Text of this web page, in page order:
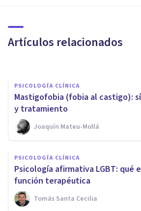
Artículos relacionados
el malestar
PSICOLOGÍA CLÍNICA
Mastigofobia (fobia al castigo):
y tratamiento
Joaquín Mateu-Mollá
PSICOLOGÍA CLÍNICA
Psicología afirmativa LGBT: qué
función terapéutica
Tomás Santa Cecilia
PSICOLOGÍA CLÍNICA
El Trastorno
Compulsivo en la
síntomas comunes
Upad Psicología Y Coaching